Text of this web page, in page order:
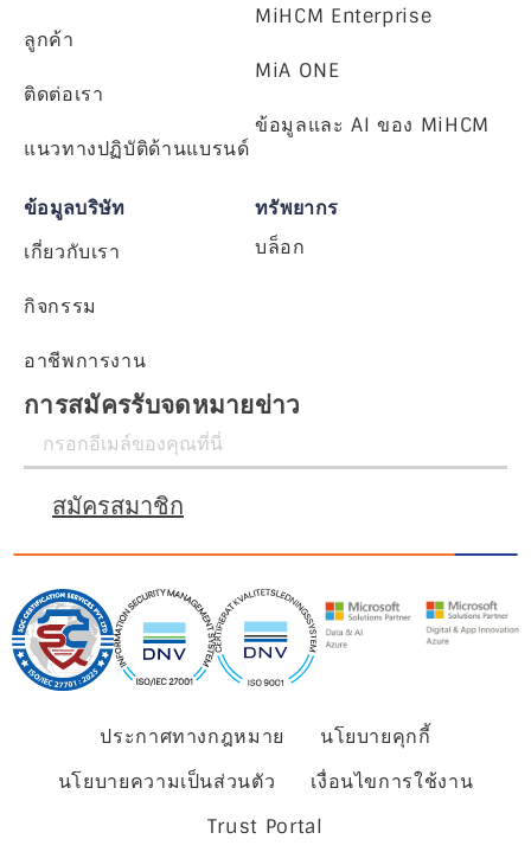
ลูกค้า
ติดต่อเรา
แนวทางปฏิบัติด้านแบรนด์
MiHCM Enterprise
MiA ONE
ข้อมูลและ AI ของ MiHCM
ข้อมูลบริษัท
เกี่ยวกับเรา
กิจกรรม
อาชีพการงาน
ทรัพยากร
บล็อก
การสมัครรับจดหมายข่าว
สมัครสมาชิก
ประกาศทางกฎหมาย
นโยบายคุกกี้
นโยบายความเป็นส่วนตัว
เงื่อนไขการใช้งาน
Trust Portal